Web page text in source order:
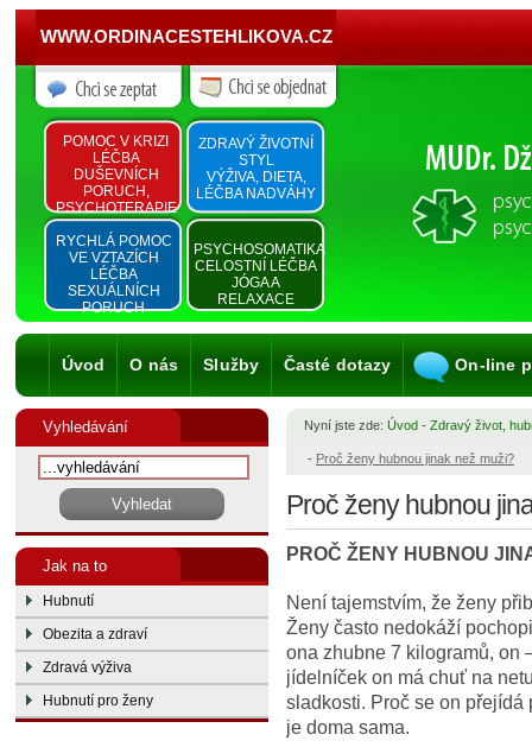
WWW.ORDINACESTEHLIKOVA.CZ
POMOC V KRIZI
LÉČBA
DUŠEVNÍCH
PORUCH,
PSYCHOTERAPIE
ZDRAVÝ ŽIVOTNÍ
STYL
VÝŽIVA, DIETA,
LÉČBA NADVÁHY
RYCHLÁ POMOC
VE VZTAZÍCH
LÉČBA
SEXUÁLNÍCH
PORUCH
PSYCHOSOMATIKA
CELOSTNÍ LÉČBA
JÓGA A
RELAXACE
Úvod O nás Služby Časté dotazy On-line
Vyhledávání
Jak na to
Hubnutí
Obezita a zdraví
Zdravá výživa
Hubnutí pro ženy
Nyní jste zde: Úvod - Zdravý život,
- Proč ženy hubnou jinak než muži?
Proč ženy hubnou
PROČ ŽENY HUBNOU
Není tajemstvím, že ženy
Ženy často nedokáží
ona zhubne 7 kilogramů, on
jídelníček on má chuť na
sladkosti. Proč se on přejídá
je doma sama.